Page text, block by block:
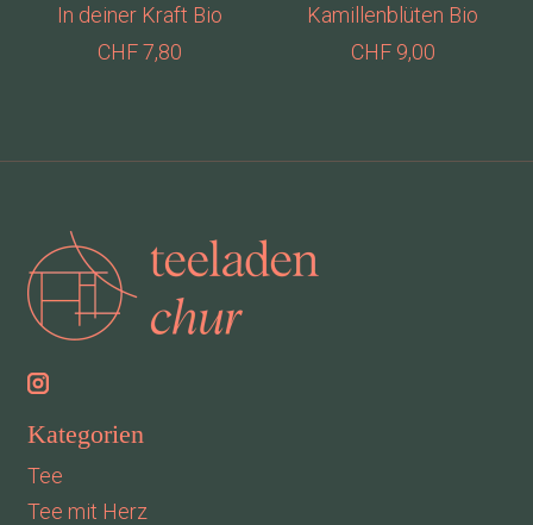
In deiner Kraft Bio
CHF 7,80
Kamillenblüten Bio
CHF 9,00
Kategorien
Tee
Tee mit Herz